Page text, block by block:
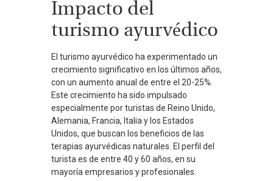
Impacto del
turismo ayurvédico
El turismo ayurvédico ha experimentado un
crecimiento significativo en los últimos años,
con un aumento anual de entre el 20-25%.
Este crecimiento ha sido impulsado
especialmente por turistas de Reino Unido,
Alemania, Francia, Italia y los Estados
Unidos, que buscan los beneficios de las
terapias ayurvédicas naturales. El perfil del
turista es de entre 40 y 60 años, en su
mayoría empresarios y profesionales.